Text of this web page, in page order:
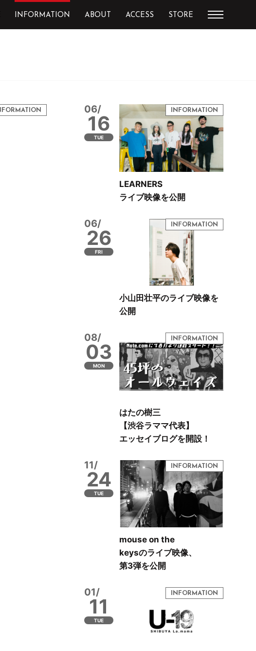
INFORMATION ABOUT ACCESS STORE
06/
16
TUE
LEARNERS
ライブ映像を公開
06/
26
FRI
小山田壮平のライブ映像を
公開
08/
03
MON
はたの樹三
【渋谷ラママ代表】
エッセイブログを開設！
11/
24
TUE
mouse on the
keysのライブ映像、
第3弾を公開
01/
11
TUE